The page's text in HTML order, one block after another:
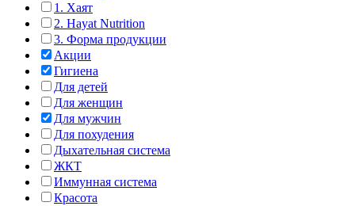
1. Хаят
2. Hayat Nutrition
3. Форма продукции
Акции
Гигиена
Для детей
Для женщин
Для мужчин
Для похудения
Дыхательная система
ЖКТ
Иммунная система
Красота